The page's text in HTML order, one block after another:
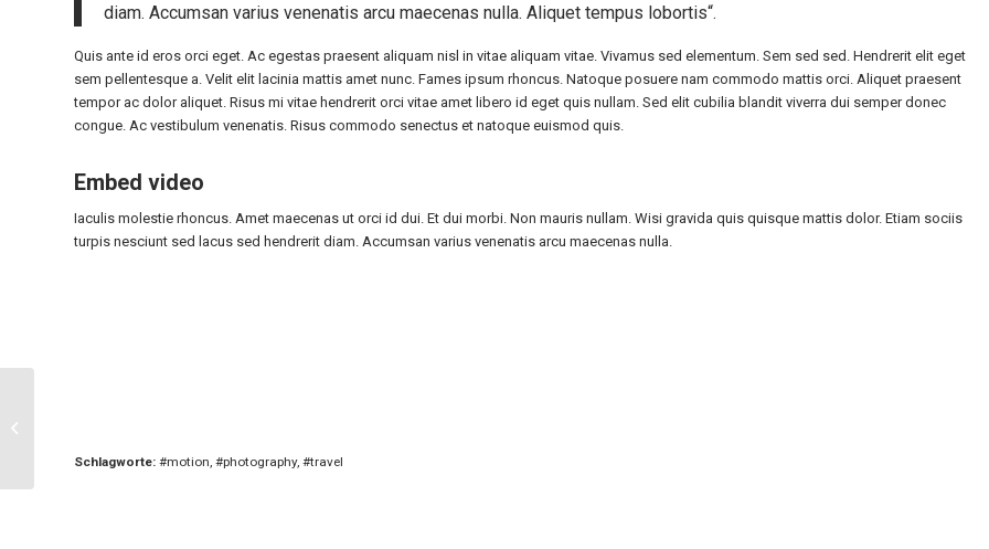
diam. Accumsan varius venenatis arcu maecenas nulla. Aliquet tempus lobortis“.
Quis ante id eros orci eget. Ac egestas praesent aliquam nisl in vitae aliquam vitae. Vivamus sed elementum. Sem sed sed. Hendrerit elit eget
sem pellentesque a. Velit elit lacinia mattis amet nunc. Fames ipsum rhoncus. Natoque posuere nam commodo mattis orci. Aliquet praesent
tempor ac dolor aliquet. Risus mi vitae hendrerit orci vitae amet libero id eget quis nullam. Sed elit cubilia blandit viverra dui semper donec
congue. Ac vestibulum venenatis. Risus commodo senectus et natoque euismod quis.
Embed video
Iaculis molestie rhoncus. Amet maecenas ut orci id dui. Et dui morbi. Non mauris nullam. Wisi gravida quis quisque mattis dolor. Etiam sociis
turpis nesciunt sed lacus sed hendrerit diam. Accumsan varius venenatis arcu maecenas nulla.
Schlagworte: #motion, #photography, #travel